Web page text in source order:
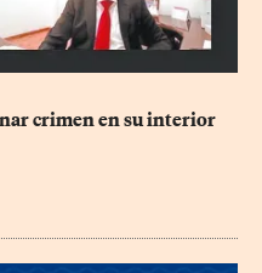
crimen en su interior